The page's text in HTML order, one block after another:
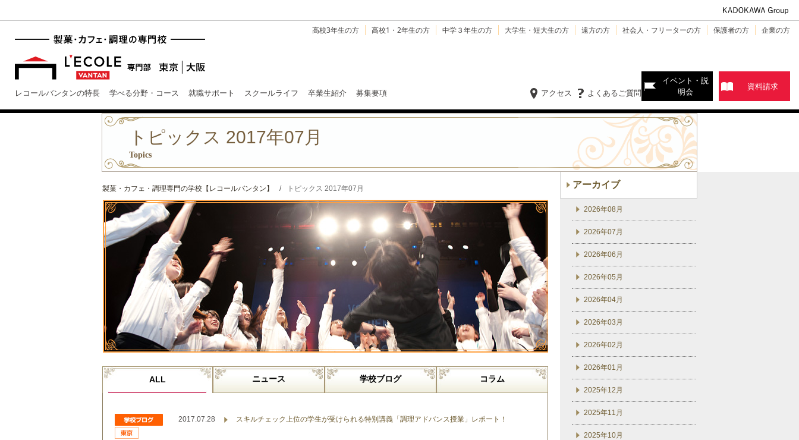
高校3年生の方 高校1・2年生の方 中学３年生の方 大学生・短大生の方 遠方の方 社会人・フリーターの方 保護者の方 企業の方
レコールバンタンの特長 学べる分野・コース 就職サポート スクールライフ 卒業生紹介 募集要項 よくあるご質問
アクセス
イベント・説
明会
資料請求
トピックス 2017年07月
Topics
製菓・カフェ・調理専門の学校【レコールバンタン】 / トピックス 2017年07月
ALL ニュース 学校ブログ コラム
2017.07.28 スキルチェック上位の学生が受けられる特別講義「調理アドバンス授業」レポート！
アーカイブ
2026年08月
2026年07月
2026年06月
2026年05月
2026年04月
2026年03月
2026年02月
2026年01月
2025年12月
2025年11月
2025年10月